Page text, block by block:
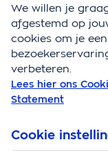
eigen
die schade dekt
We willen je
afgestemd op
cookies om je
verbeteren.
Lees hier ons
Statement
Cookie